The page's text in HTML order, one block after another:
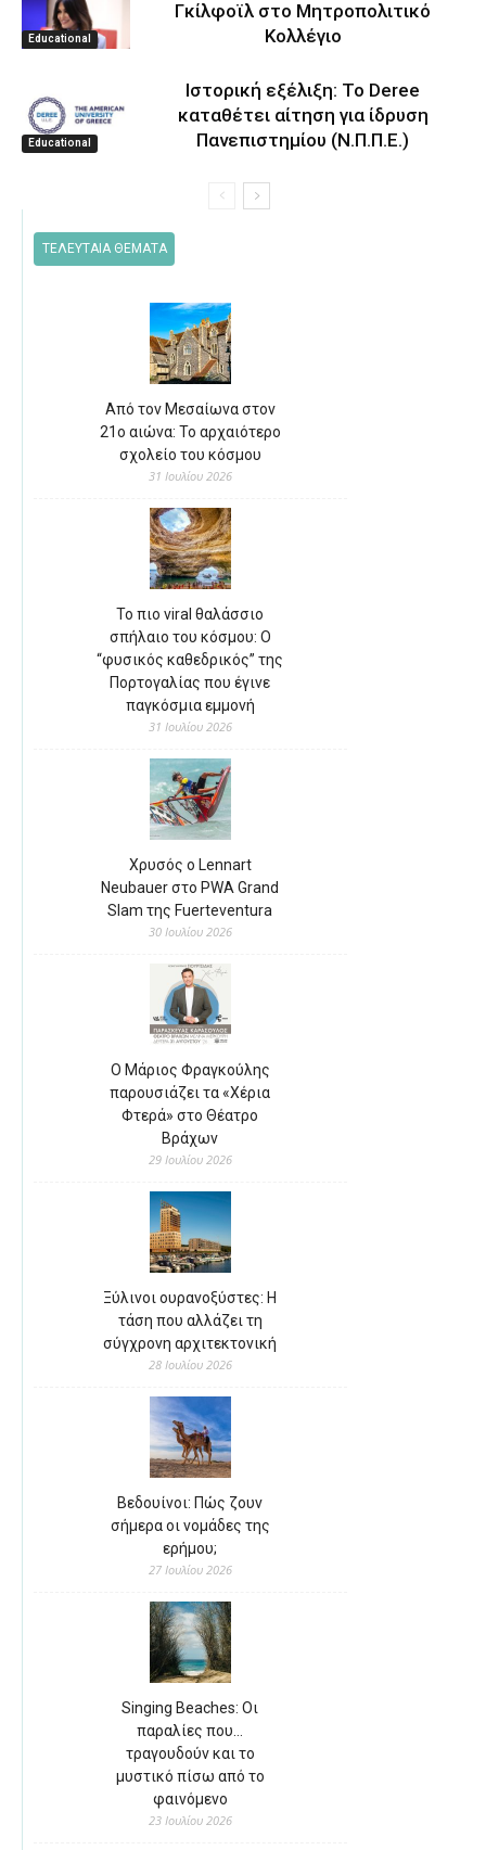
Educational
Γκίλφοϊλ στο Μητροπολιτικό
Κολλέγιο
Educational
Ιστορική εξέλιξη: Το Deree
καταθέτει αίτηση για ίδρυση
Πανεπιστημίου (Ν.Π.Π.Ε.)
ΤΕΛΕΥΤΑΙΑ ΘΕΜΑΤΑ
Από τον Μεσαίωνα στον
21ο αιώνα: Το αρχαιότερο
σχολείο του κόσμου
31 Ιουλίου 2026
Το πιο viral θαλάσσιο
σπήλαιο του κόσμου: Ο
“φυσικός καθεδρικός” της
Πορτογαλίας που έγινε
παγκόσμια εμμονή
31 Ιουλίου 2026
Χρυσός ο Lennart
Neubauer στο PWA Grand
Slam της Fuerteventura
30 Ιουλίου 2026
Ο Μάριος Φραγκούλης
παρουσιάζει τα «Χέρια
Φτερά» στο Θέατρο
Βράχων
29 Ιουλίου 2026
Ξύλινοι ουρανοξύστες: Η
τάση που αλλάζει τη
σύγχρονη αρχιτεκτονική
28 Ιουλίου 2026
Βεδουίνοι: Πώς ζουν
σήμερα οι νομάδες της
ερήμου;
27 Ιουλίου 2026
Singing Beaches: Οι
παραλίες που…
τραγουδούν και το
μυστικό πίσω από το
φαινόμενο
23 Ιουλίου 2026